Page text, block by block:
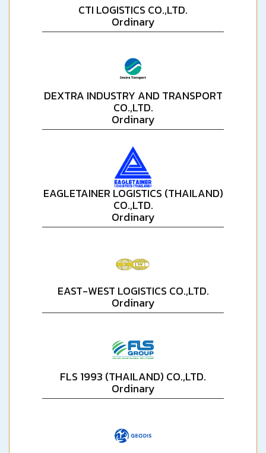
CTI LOGISTICS CO.,LTD.
Ordinary
DEXTRA INDUSTRY AND TRANSPORT
CO.,LTD.
Ordinary
EAGLETAINER LOGISTICS (THAILAND)
CO.,LTD.
Ordinary
EAST-WEST LOGISTICS CO.,LTD.
Ordinary
FLS 1993 (THAILAND) CO.,LTD.
Ordinary